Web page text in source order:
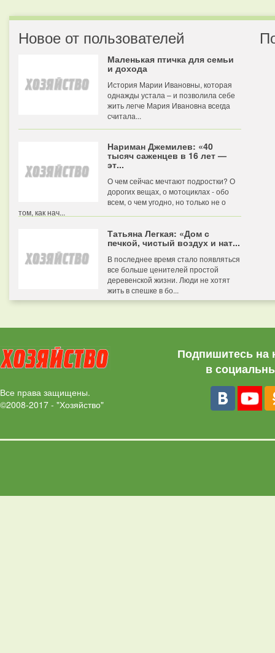
Новое от пользователей
Маленькая птичка для семьи
и дохода
История Марии Ивановны, которая
однажды устала – и позволила себе
жить легче Мария Ивановна всегда
считала...
Нариман Джемилев: «40
тысяч саженцев в 16 лет —
эт...
О чем сейчас мечтают подростки? О
дорогих вещах, о мотоциклах - обо
всем, о чем угодно, но только не о
том, как нач...
Татьяна Легкая: «Дом с
печкой, чистый воздух и нат...
В последнее время стало появляться
все больше ценителей простой
деревенской жизни. Люди не хотят
жить в спешке в бо...
Все права защищены.
©2008-2017 - "Хозяйство"
Подпишитесь на
в